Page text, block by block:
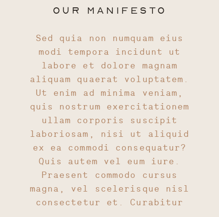
Sed quia non numquam eius
modi tempora incidunt ut
labore et dolore magnam
aliquam quaerat voluptatem.
Ut enim ad minima veniam,
quis nostrum exercitationem
ullam corporis suscipit
laboriosam, nisi ut aliquid
ex ea commodi consequatur?
Quis autem vel eum iure.
Praesent commodo cursus
magna, vel scelerisque nisl
consectetur et. Curabitur
OUR MANIFESTO